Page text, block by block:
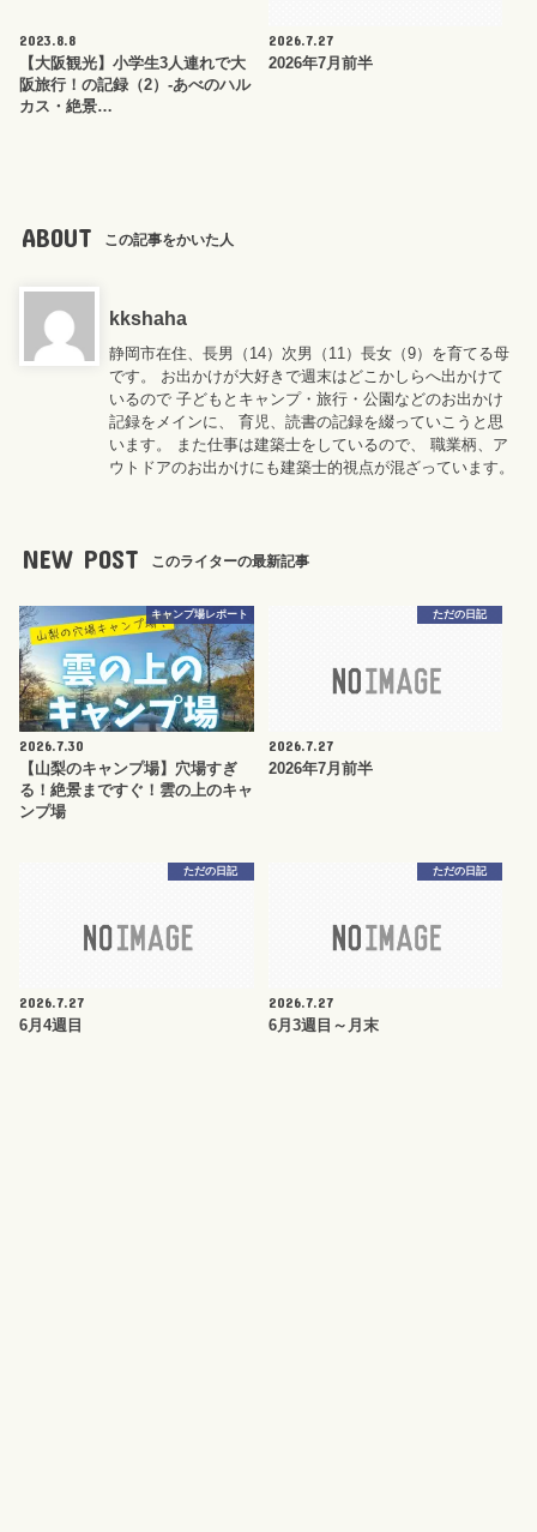
2023.8.8
【大阪観光】小学生3人連れで大
阪旅行！の記録（2）-あべのハル
カス・絶景…
2026.7.27
2026年7月前半
ABOUT この記事をかいた人
kkshaha
静岡市在住、長男（14）次男（11）長女（9）を育てる母
です。 お出かけが大好きで週末はどこかしらへ出かけて
いるので 子どもとキャンプ・旅行・公園などのお出かけ
記録をメインに、 育児、読書の記録を綴っていこうと思
います。 また仕事は建築士をしているので、 職業柄、ア
ウトドアのお出かけにも建築士的視点が混ざっています。
NEW POST このライターの最新記事
キャンプ場レポート
2026.7.30
【山梨のキャンプ場】穴場すぎ
る！絶景まですぐ！雲の上のキャ
ンプ場
ただの日記
2026.7.27
2026年7月前半
ただの日記
2026.7.27
6月4週目
ただの日記
2026.7.27
6月3週目～月末